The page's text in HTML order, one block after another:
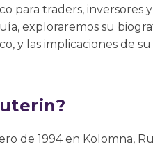
para traders,
exploraremos su
y las implicaciones de
de 1994 en Kolomna,